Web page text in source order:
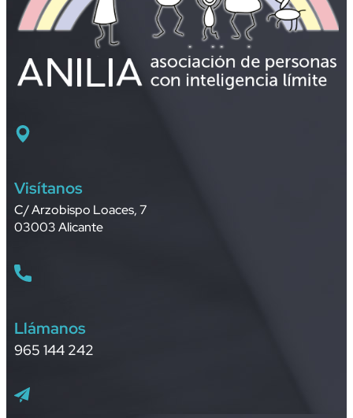
Visítanos
C/ Arzobispo Loaces, 7
03003 Alicante
Llámanos
965 144 242